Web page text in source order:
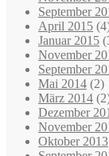
September
April 2015
Januar 2015
November
September
Mai 2014 (2)
März 2014
Dezember
November
Oktober 2013